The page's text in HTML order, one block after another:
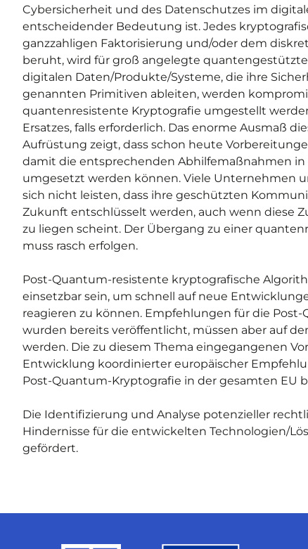
Cybersicherheit und des Datenschutzes im
entscheidender Bedeutung ist. Jedes
ganzzahligen Faktorisierung und/oder dem
beruht, wird für groß angelegte quantengestützte
digitalen Daten/Produkte/Systeme, die ihre
genannten Primitiven ableiten, werden
quantenresistente Kryptografie umgestellt
Ersatzes, falls erforderlich. Das enorme Ausmaß
Aufrüstung zeigt, dass schon heute
damit die entsprechenden Abhilfemaßnahmen
umgesetzt werden können. Viele Unternehmen
sich nicht leisten, dass ihre geschützten
Zukunft entschlüsselt werden, auch wenn diese
zu liegen scheint. Der Übergang zu einer
muss rasch erfolgen.
Post-Quantum-resistente kryptografische
einsetzbar sein, um schnell auf neue
reagieren zu können. Empfehlungen für die
wurden bereits veröffentlicht, müssen aber auf
werden. Die zu diesem Thema eingegangenen
Entwicklung koordinierter europäischer
Post-Quantum-Kryptografie in der gesamten EU
Die Identifizierung und Analyse potenzieller
Hindernisse für die entwickelten Technologien/
gefördert.